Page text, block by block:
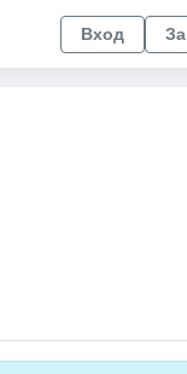
Вход